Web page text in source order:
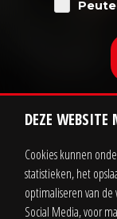
DEZE
Cookies kunnen
statistieken, het
optimaliseren van
Social Media, voor